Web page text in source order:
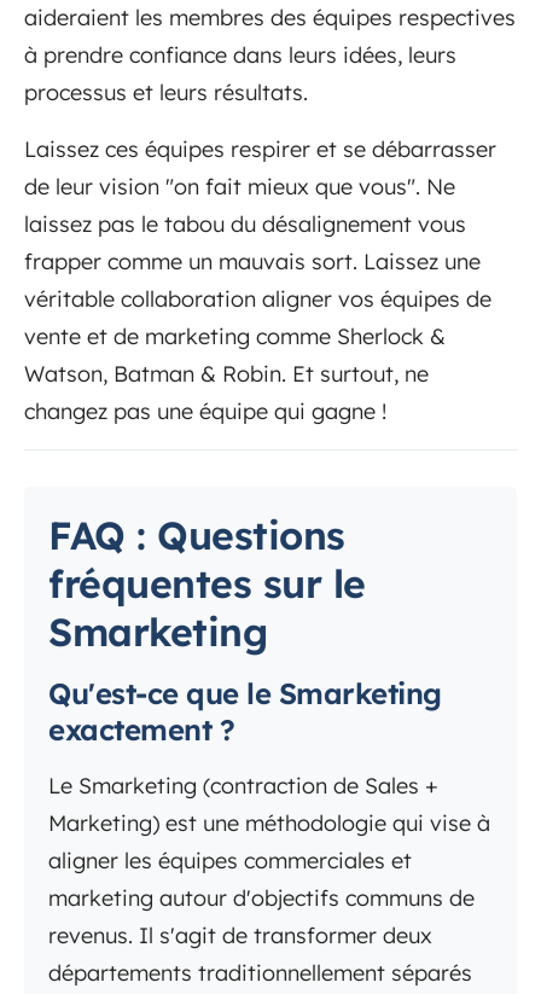
aideraient les membres des équipes respectives
à prendre confiance dans leurs idées, leurs
processus et leurs résultats.
Laissez ces équipes respirer et se débarrasser
de leur vision "on fait mieux que vous". Ne
laissez pas le tabou du désalignement vous
frapper comme un mauvais sort. Laissez une
véritable collaboration aligner vos équipes de
vente et de marketing comme Sherlock &
Watson, Batman & Robin. Et surtout, ne
changez pas une équipe qui gagne !
FAQ : Questions
fréquentes sur le
Smarketing
Qu'est-ce que le Smarketing
exactement ?
Le Smarketing (contraction de Sales +
Marketing) est une méthodologie qui vise à
aligner les équipes commerciales et
marketing autour d'objectifs communs de
revenus. Il s'agit de transformer deux
départements traditionnellement séparés